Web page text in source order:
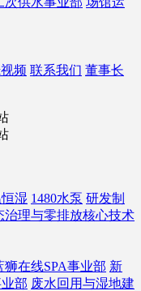
频 联系我们 董事长
湿 1480水泵 研发制
治理与零排放核心技术
狮在线SPA事业部 新
部 废水回用与湿地建